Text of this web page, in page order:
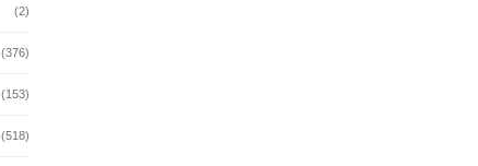
(2)
(376)
(153)
(518)